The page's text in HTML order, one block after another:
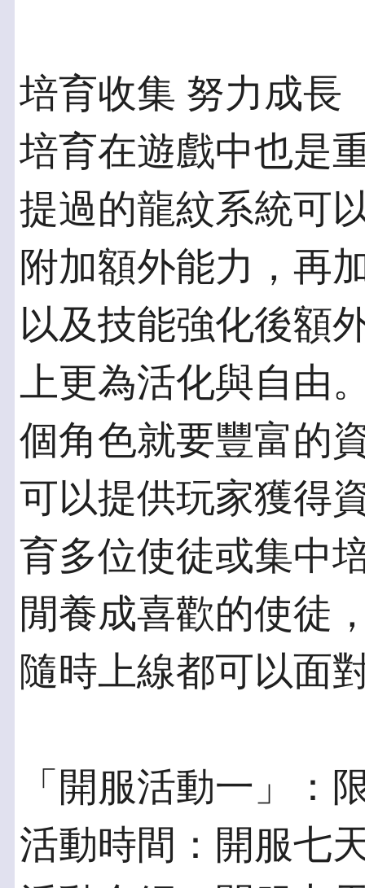
培育收集 努力成長
培育在遊戲中也是
提過的龍紋系統可
附加額外能力，再
以及技能強化後額
上更為活化與自由
個角色就要豐富的
可以提供玩家獲得
育多位使徒或集中
閒養成喜歡的使徒
隨時上線都可以面
「開服活動一」：
活動時間：開服七